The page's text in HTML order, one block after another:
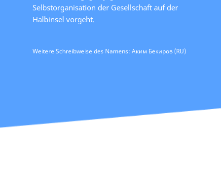
Selbstorganisation der Gesellschaft auf der
Halbinsel vorgeht.
Weitere Schreibweise des Namens: Аким Бекиров (RU)